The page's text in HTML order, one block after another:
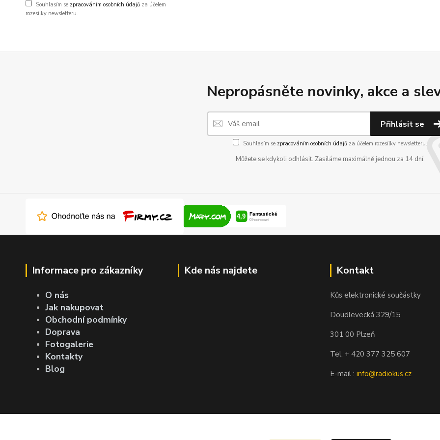
Souhlasím se zpracováním osobních údajů za účelem
rozesílky newsletteru.
Nepropásněte novinky, akce a
Přihlásit se
Souhlasím se zpracováním osobních údajů za účelem rozesílky newsletteru.
Můžete se kdykoli odhlásit. Zasíláme maximálně jednou za 14 dní.
Informace pro zákazníky
O nás
Jak nakupovat
Obchodní podmínky
Doprava
Fotogalerie
Kontakty
Blog
Kde nás najdete Kontakt
Kůs elektronické součástky
Doudlevecká 329/15
301 00 Plzeň
Tel. + 420 377 325 607
E-mail : info@radiokus.cz